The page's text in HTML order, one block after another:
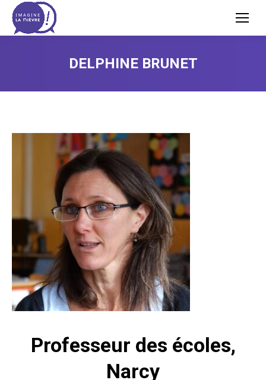
DELPHINE BRUNET
Professeur des écoles,
Narcy